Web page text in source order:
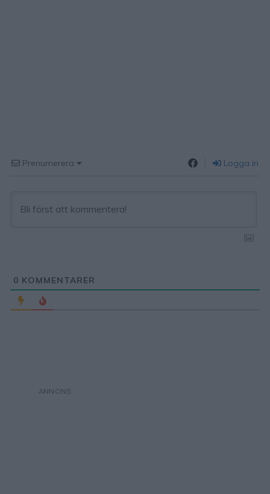
Prenumerera Logga in
0 KOMMENTARER